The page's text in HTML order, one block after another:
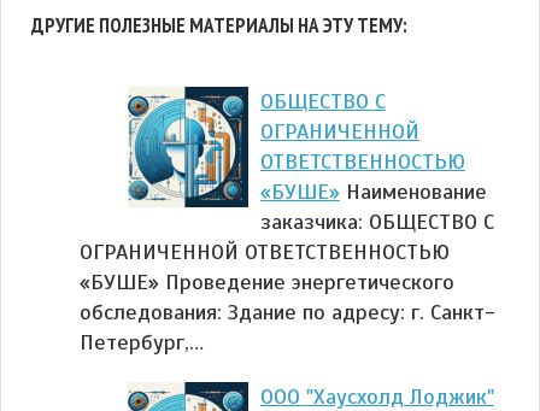
ДРУГИЕ ПОЛЕЗНЫЕ МАТЕРИАЛЫ НА ЭТУ ТЕМУ:
ОБЩЕСТВО С
ОГРАНИЧЕННОЙ
ОТВЕТСТВЕННОСТЬЮ
«БУШЕ» Наименование
заказчика: ОБЩЕСТВО С
ОГРАНИЧЕННОЙ ОТВЕТСТВЕННОСТЬЮ
«БУШЕ» Проведение энергетического
обследования: Здание по адресу: г. Санкт-
Петербург,…
ООО "Хаусхолд Лоджик"